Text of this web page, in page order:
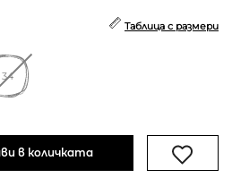
Таблица с размери
34
в количката